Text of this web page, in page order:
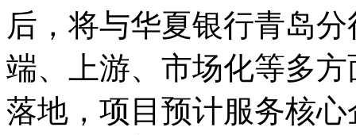
后，将与华夏银行青岛
端、上游、市场化等多
落地，项目预计服务核